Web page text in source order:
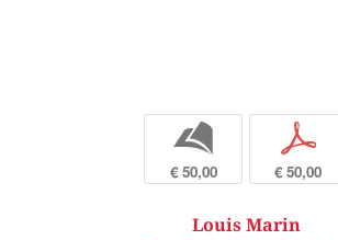
b
€ 50,00
p
€ 50,00
Louis Marin